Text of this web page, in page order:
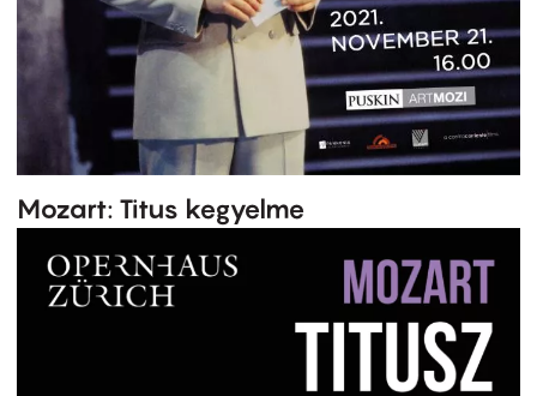
Mozart: Titus kegyelme